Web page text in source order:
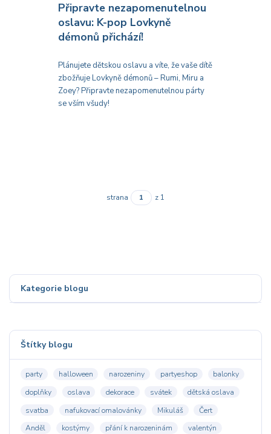
Kategorie blogu
Štítky blogu
party halloween narozeniny partyeshop
balonky
doplňky
oslava dekorace svátek
dětská oslava
svatba
nafukovací omalovánky Mikuláš
Čert
Anděl
kostýmy přání k narozeninám
valentýn
Připravte nezapomenutelnou
oslavu: K-pop Lovkyně
démonů přichází!
Plánujete dětskou oslavu a víte, že vaše dítě
zbožňuje Lovkyně démonů – Rumi, Miru a
Zoey? Připravte nezapomenutelnou párty
se vším všudy!
strana z 1